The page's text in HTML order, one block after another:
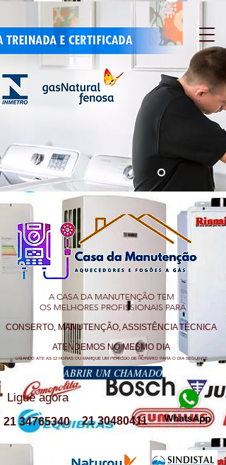
A CASA DA MANUTENÇÃO TEM
OS MELHORES PROFISSIONAIS PARA
CONSERTO, MANUTENÇÃO, ASSISTÊNCIA TÉCNICA
ATENDEMOS NO MESMO DIA
LIGANDO ATE AS 12 HORAS OU MARQUE UM PERÍODO DE HORÁRIO PARA O DIA SEGUINTE
ABRIR UM CHAMADO
Ligue agora
21 30480411
21 34765340